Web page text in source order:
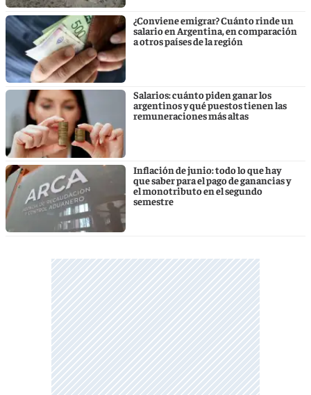
¿Conviene emigrar? Cuánto rinde un
salario en Argentina, en comparación
a otros países de la región
Salarios: cuánto piden ganar los
argentinos y qué puestos tienen las
remuneraciones más altas
Inflación de junio: todo lo que hay
que saber para el pago de ganancias y
el monotributo en el segundo
semestre